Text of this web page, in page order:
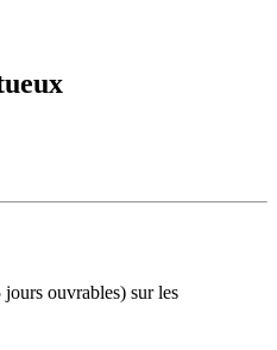
ouvrables) sur les